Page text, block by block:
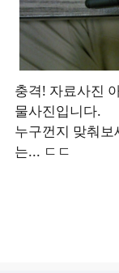
충격! 자료사진
물사진입니다.
누구껀지 맞춰
는... ㄷㄷ